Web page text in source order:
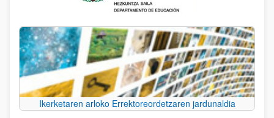
Ikerketaren arloko Errektoreordetzaren jardunaldia